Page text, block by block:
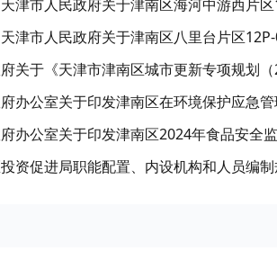
关于《天津市津南区城市更新专项规划
办公室关于印发津南区2024年食品安全
资促进局职能配置、内设机构和人员编